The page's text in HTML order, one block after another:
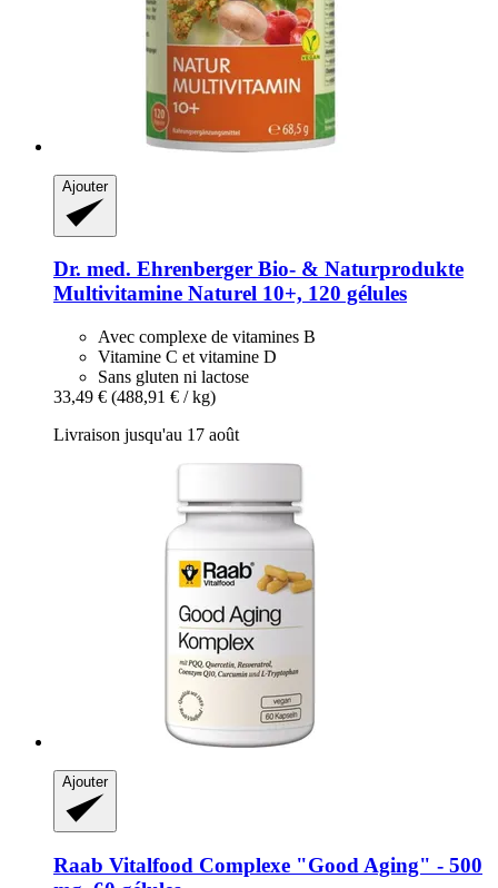
Ajouter
Dr. med. Ehrenberger Bio- & Naturprodukte
Multivitamine Naturel 10+, 120 gélules
Avec complexe de vitamines B
Vitamine C et vitamine D
Sans gluten ni lactose
33,49 € (488,91 € / kg)
Livraison jusqu'au 17 août
Ajouter
Raab Vitalfood Complexe "Good Aging" -​ 500